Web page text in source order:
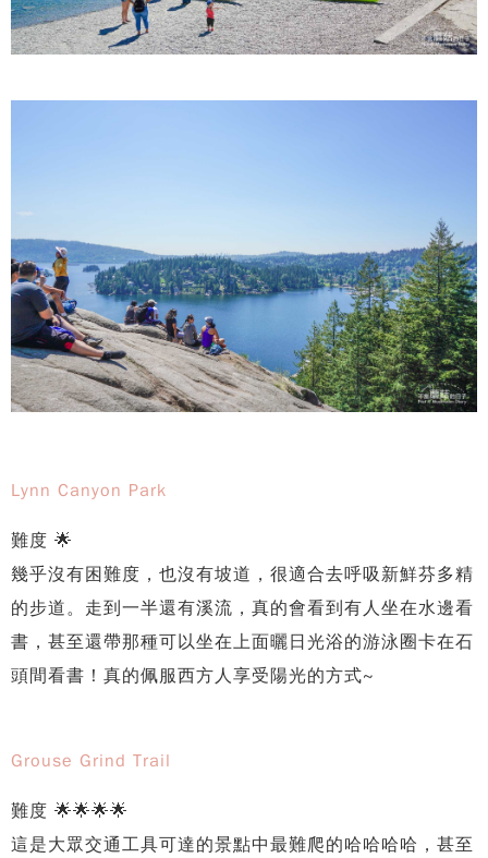
Lynn Canyon Park
難度 🌟
幾乎沒有困難度，也沒有坡道，很適合去呼吸新鮮芬多精
的步道。走到一半還有溪流，真的會看到有人坐在水邊看
書，甚至還帶那種可以坐在上面曬日光浴的游泳圈卡在石
頭間看書！真的佩服西方人享受陽光的方式~
Grouse Grind Trail
難度 🌟🌟🌟🌟
這是大眾交通工具可達的景點中最難爬的哈哈哈哈，甚至